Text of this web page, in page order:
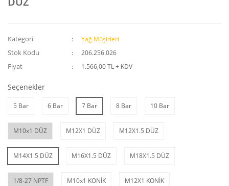
Kategori Yağ Müşirleri
Stok Kodu 206.256.026
Fiyat 1.566,00 TL + KDV
Seçenekler
5 Bar 6 Bar 7 Bar 8 Bar 10 Bar
M10x1 DÜZ M12X1 DÜZ M12X1.5 DÜZ
M14X1.5 DÜZ M16X1.5 DÜZ M18X1.5 DÜZ
1/8-27 NPTF M10x1 KONİK M12X1 KONİK